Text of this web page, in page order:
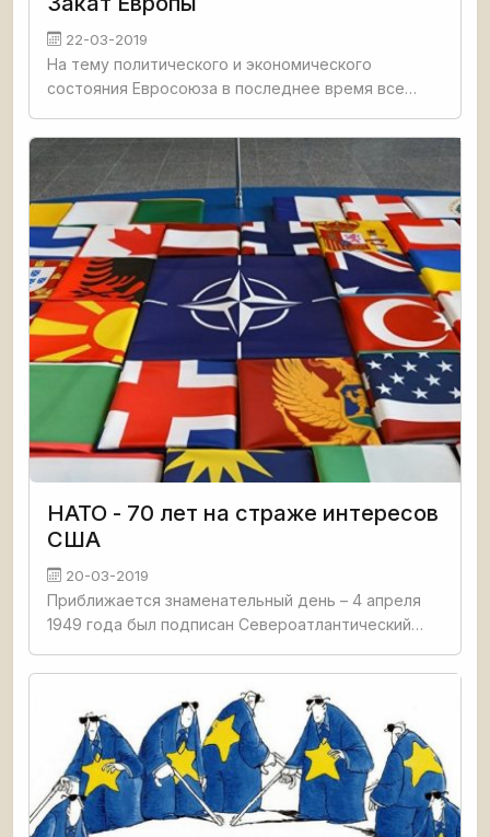
22-03-2019
На тему политического и экономического
состояния Евросоюза в последнее время все
сказку «Приключения Буратино», где медики
Сова, Жаба и Богомол определяют
НАТО - 70 лет на страже интересов
США
20-03-2019
Приближается знаменательный день – 4 апреля
1949 года был подписан Североатлантический
будет